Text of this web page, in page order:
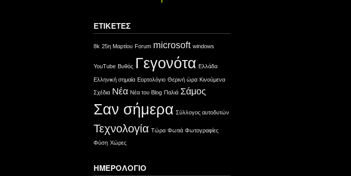
ΕΤΙΚΈΤΕΣ
8k 25η Μαρτίου Forum microsoft windows
YouTube Βυθός Γεγονότα Ελλάδα
Ελληνική σημαία Εορτολόγιο Θερινή ώρα Κινούμενα
Σχέδια Νέα Νέα του Blog Παλιά Σάμος
Σαν σήμερα Σύλλογος αυτοδυτών
Τεχνολογία Τώρα Φωτιά Φωτογραφίες
Φύση Χώρες
ΗΜΕΡΟΛΌΓΙΟ